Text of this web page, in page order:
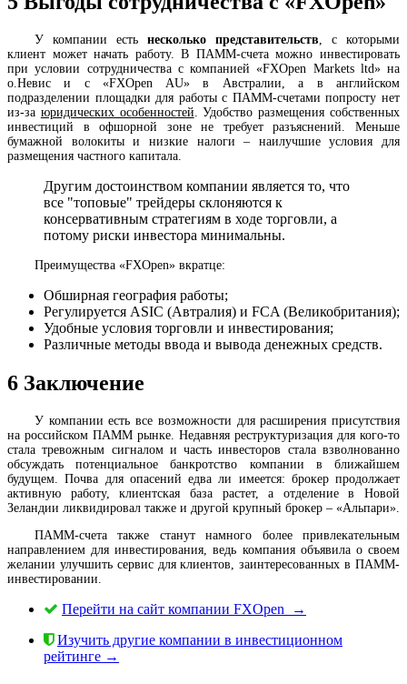
У компании есть несколько представительств, с которыми
клиент может начать работу. В ПАММ-счета можно инвестировать
при условии сотрудничества с компанией «FXOpen Markets ltd» на
о.Невис и с «FXOpen AU» в Австралии, а в английском
подразделении площадки для работы с ПАММ-счетами попросту нет
из-за юридических особенностей. Удобство размещения собственных
инвестиций в офшорной зоне не требует разъяснений. Меньше
бумажной волокиты и низкие налоги – наилучшие условия для
размещения частного капитала.
Другим достоинством компании является то, что
все "топовые" трейдеры склоняются к
консервативным стратегиям в ходе торговли, а
потому риски инвестора минимальны.
Преимущества «FXOpen» вкратце:
Обширная география работы;
Регулируется ASIC (Автралия) и FCA (Великобритания);
Удобные условия торговли и инвестирования;
Различные методы ввода и вывода денежных средств.
6 Заключение
У компании есть все возможности для расширения присутствия
на российском ПАММ рынке. Недавняя реструктуризация для кого-то
стала тревожным сигналом и часть инвесторов стала взволнованно
обсуждать потенциальное банкротство компании в ближайшем
будущем. Почва для опасений едва ли имеется: брокер продолжает
активную работу, клиентская база растет, а отделение в Новой
Зеландии ликвидировал также и другой крупный брокер – «Альпари».
ПАММ-счета также станут намного более привлекательным
направлением для инвестирования, ведь компания объявила о своем
желании улучшить сервис для клиентов, заинтересованных в ПАММ-
инвестировании.
Перейти на сайт компании FXOpen →
Изучить другие компании в инвестиционном
рейтинге →